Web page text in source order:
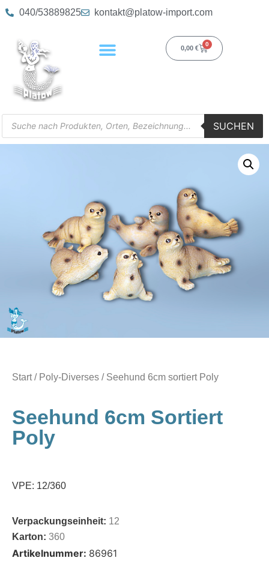
040/53889825 kontakt@platow-import.com
0,00 €
0
SUCHEN
Start/ Poly-Diverses / Seehund 6cm sortiert Poly
Seehund 6cm Sortiert
Poly
VPE: 12/360
Verpackungseinheit: 12
Karton: 360
Artikelnummer: 86961